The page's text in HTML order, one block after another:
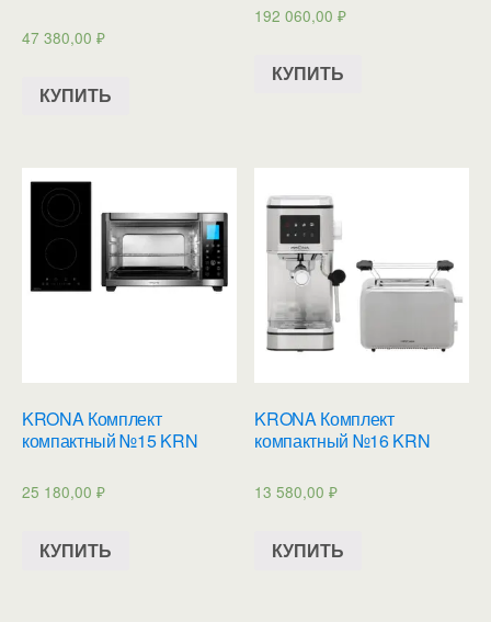
47 380,00 ₽
КУПИТЬ
192 060,00₽
КУПИТЬ
KRONA Комплект
компактный №15 KRN
25 180,00 ₽
КУПИТЬ
KRONA Комплект
компактный №16 KRN
13 580,00₽
КУПИТЬ